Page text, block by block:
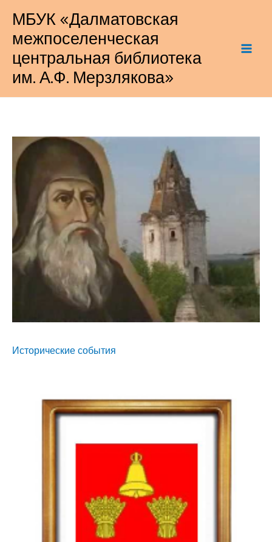
содержимому
МБУК «Далматовская
межпоселенческая
центральная библиотека
им. А.Ф. Мерзлякова»
Исторические события